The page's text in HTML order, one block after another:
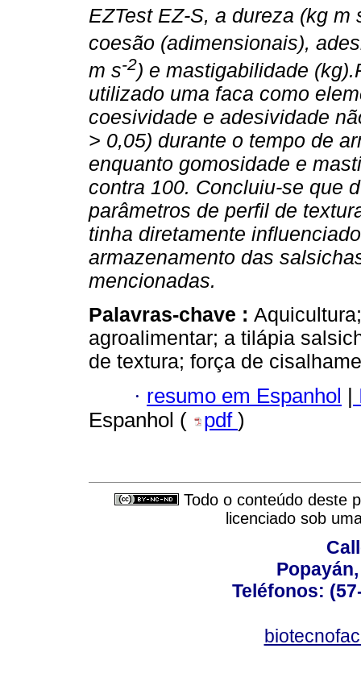
EZTest EZ-S, a dureza (kg m
coesão (adimensionais),
m s-2) e mastigabilidade
utilizado uma faca como
coesividade e adesividade
> 0,05) durante o tempo de
enquanto gomosidade e
contra 100. Concluiu-se que
parâmetros de perfil de
tinha diretamente
armazenamento das
mencionadas.
Palavras-chave :
agroalimentar; a tilápia
de textura; força de
· resumo em Espanhol |
Espanhol (
pdf )
Todo o conteúdo deste
licenciado sob
Teléfonos: